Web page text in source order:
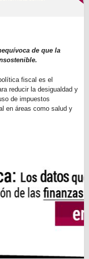
de que la
fiscal es el
reducir la desigualdad y
de impuestos
en áreas como salud y